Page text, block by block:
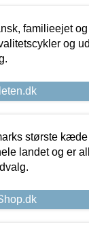
familieejet
og
største
landet og er